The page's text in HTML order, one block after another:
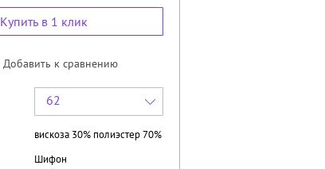
Купить в 1 клик
Добавить к сравнению
62
вискоза 30% полиэстер 70%
Шифон